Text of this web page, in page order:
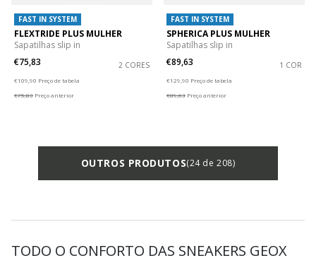
FAST IN SYSTEM
FLEXTRIDE PLUS MULHER
Sapatilhas slip in
€75,83
2 CORES
€109,90 Preço de tabela
€75,83 Preço anterior
FAST IN SYSTEM
SPHERICA PLUS MULHER
Sapatilhas slip in
€89,63
1 COR
€129,90 Preço de tabela
€89,63 Preço anterior
OUTROS PRODUTOS(24 de 208)
TODO O CONFORTO DAS SNEAKERS GEOX